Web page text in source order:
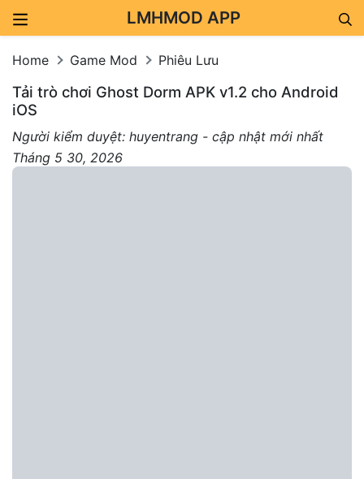
LMHMOD APP
Home Game Mod Phiêu Lưu
Tải trò chơi Ghost Dorm APK v1.2 cho Android
iOS
Người kiểm duyệt: huyentrang - cập nhật mới nhất
Tháng 5 30, 2026